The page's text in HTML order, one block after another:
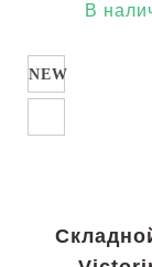
В
NEW